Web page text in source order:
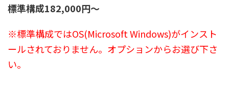
標準構成182,000円～
※標準構成ではOS(Microsoft Windows)がインスト
ールされておりません。オプションからお選び下さ
い。